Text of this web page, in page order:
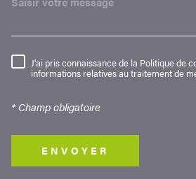
RÈGLEMENTATION
J'ai pris connaissance de la Politique de
informations relatives au traitement de
* Champ obligatoire
ENVOYER